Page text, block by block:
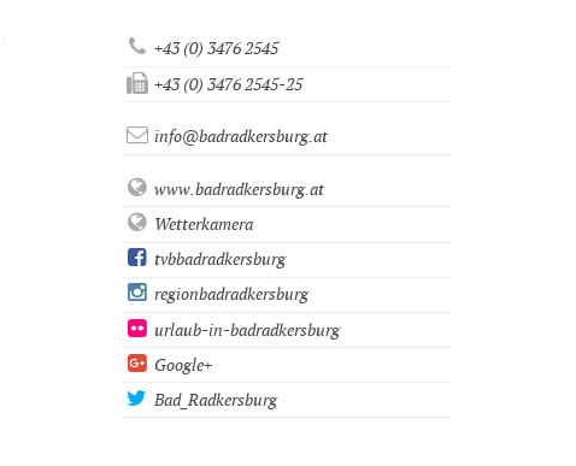
+43 (0) 3476 2545
+43 (0) 3476 2545-25
info@badradkersburg.at
www.badradkersburg.at
Wetterkamera
tvbbadradkersburg
regionbadradkersburg
urlaub-in-badradkersburg
Google+
Bad_Radkersburg